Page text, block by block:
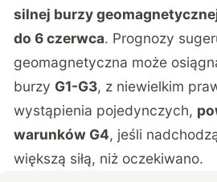
silnej burzy
do 6 czerwca. Prognozy
geomagnetyczna może
burzy G1-G3, z niewielkim
wystąpienia pojedynczych,
warunków G4, jeśli
większą siłą, niż oczekiwano.